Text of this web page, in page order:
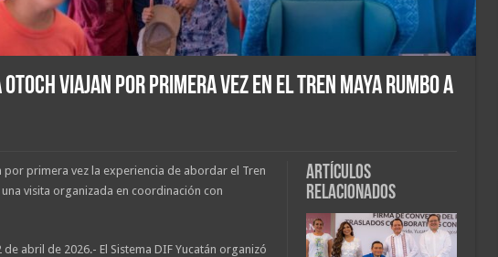
Otoch viajan por primera vez en el Tren Maya rumbo a
Artículos
relacionados
por primera vez la experiencia de abordar el Tren
visita organizada en coordinación con
de abril de 2026.- El Sistema DIF Yucatán organizó